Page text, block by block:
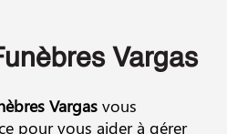
Vargas
Vargas vous
pour vous aider à gérer